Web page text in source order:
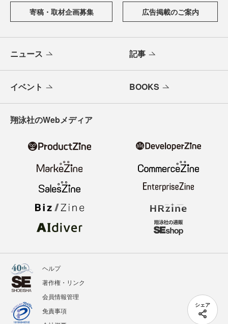
シェア
寄稿・取材企画募集 広告掲載のご案内
ニュース 記事
イベント BOOKS
翔泳社のWebメディア
ヘルプ
著作権・リンク
会員情報管理
免責事項